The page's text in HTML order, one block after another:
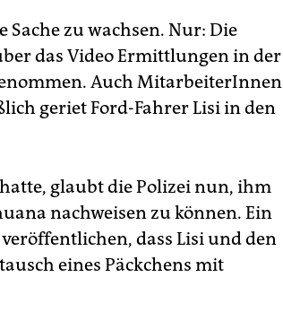
Sache zu wachsen. Nur: Die
das Video Ermittlungen in der
Auch MitarbeiterInnen
geriet Ford-Fahrer Lisi in den
glaubt die Polizei nun, ihm
nachweisen zu können. Ein
dass Lisi und den
eines Päckchens mit